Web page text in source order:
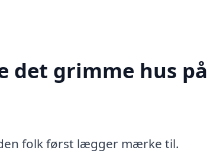
det grimme hus på
folk først lægger mærke til.